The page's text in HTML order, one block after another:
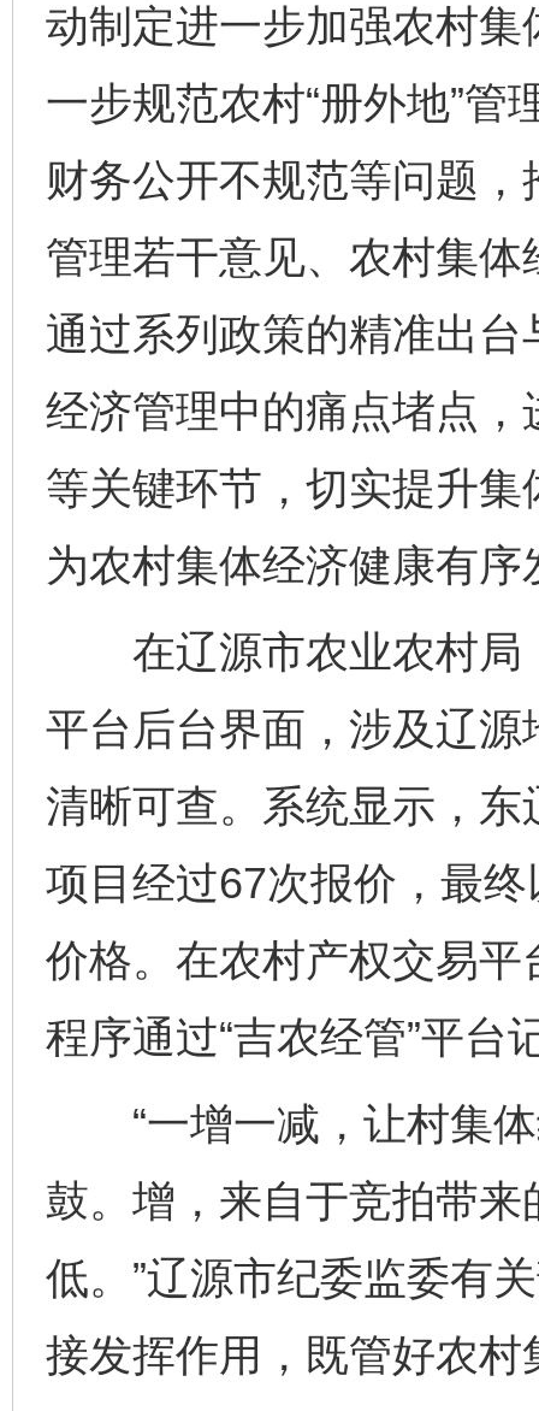
动制定进一步加强农村
一步规范农村“册外地”
财务公开不规范等问题
管理若干意见、农村集
通过系列政策的精准出
经济管理中的痛点堵点
等关键环节，切实提升
为农村集体经济健康有
在辽源市农业农村局
平台后台界面，涉及辽
清晰可查。系统显示，
项目经过67次报价，最
价格。在农村产权交易
程序通过“吉农经管”平台
“一增一减，让村集体
鼓。增，来自于竞拍带
低。”辽源市纪委监委有
接发挥作用，既管好农村